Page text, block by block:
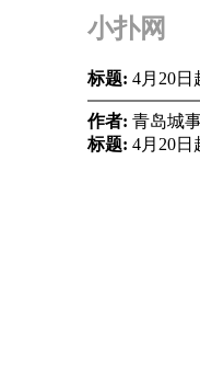
小扑网
标题: 4月20
作者: 青岛城
标题: 4月20